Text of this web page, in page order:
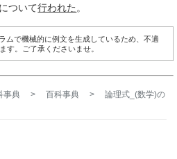
ついて行われた。
ムで機械的に例文を生成しているため、不適
す。ご了承くださいませ。
事典 > 百科事典 > 論理式_(数学)の